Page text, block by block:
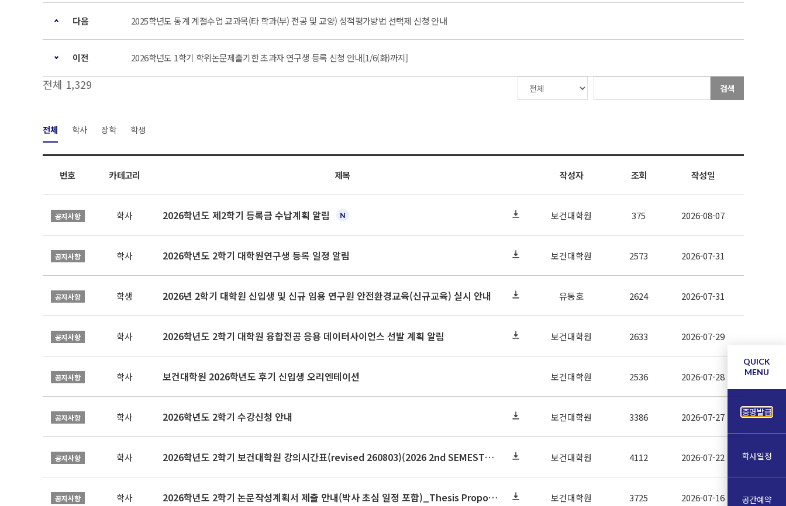
다음 2025학년도 동계 계절수업 교과목(타 학과(부) 전공 및 교양) 성적평가방법 선택제 신청 안내
이전 2026학년도 1학기 학위논문제출기한 초과자 연구생 등록 신청 안내[1/6(화)까지]
전체 1,329 검색
전체 학사 장학 학생
번호 카테고리 제목 작성자 조회 작성일
공지사항 학사 2026학년도 제2학기 등록금 수납계획 알림 보건대학원 375 2026-08-07
공지사항 학사 2026학년도 2학기 대학원연구생 등록 일정 알림 보건대학원 2573 2026-07-31
공지사항 학생 2026년 2학기 대학원 신입생 및 신규 임용 연구원 안전환경교육(신규교육) 실시 안내 유동호 2624 2026-07-31
공지사항 학사 2026학년도 2학기 대학원 융합전공 응용 데이터사이언스 선발 계획 알림 보건대학원 2633 2026-07-29
공지사항 학사 보건대학원 2026학년도 후기 신입생 오리엔테이션 보건대학원 2536 2026-07-28
공지사항 학사 2026학년도 2학기 수강신청 안내 보건대학원 3386 2026-07-27
공지사항 학사 2026학년도 2학기 보건대학원 강의시간표(revised 260803)(2026 2nd SEMESTER SNU GSPH TIMETABLE) 보건대학원 4112 2026-07-22
공지사항 학사 2026학년도 2학기 논문작성계획서 제출 안내(박사 초심 일정 포함)_Thesis Proposal 보건대학원 3725 2026-07-16
QUICK
MENU
증명발급
학사일정
공간예약